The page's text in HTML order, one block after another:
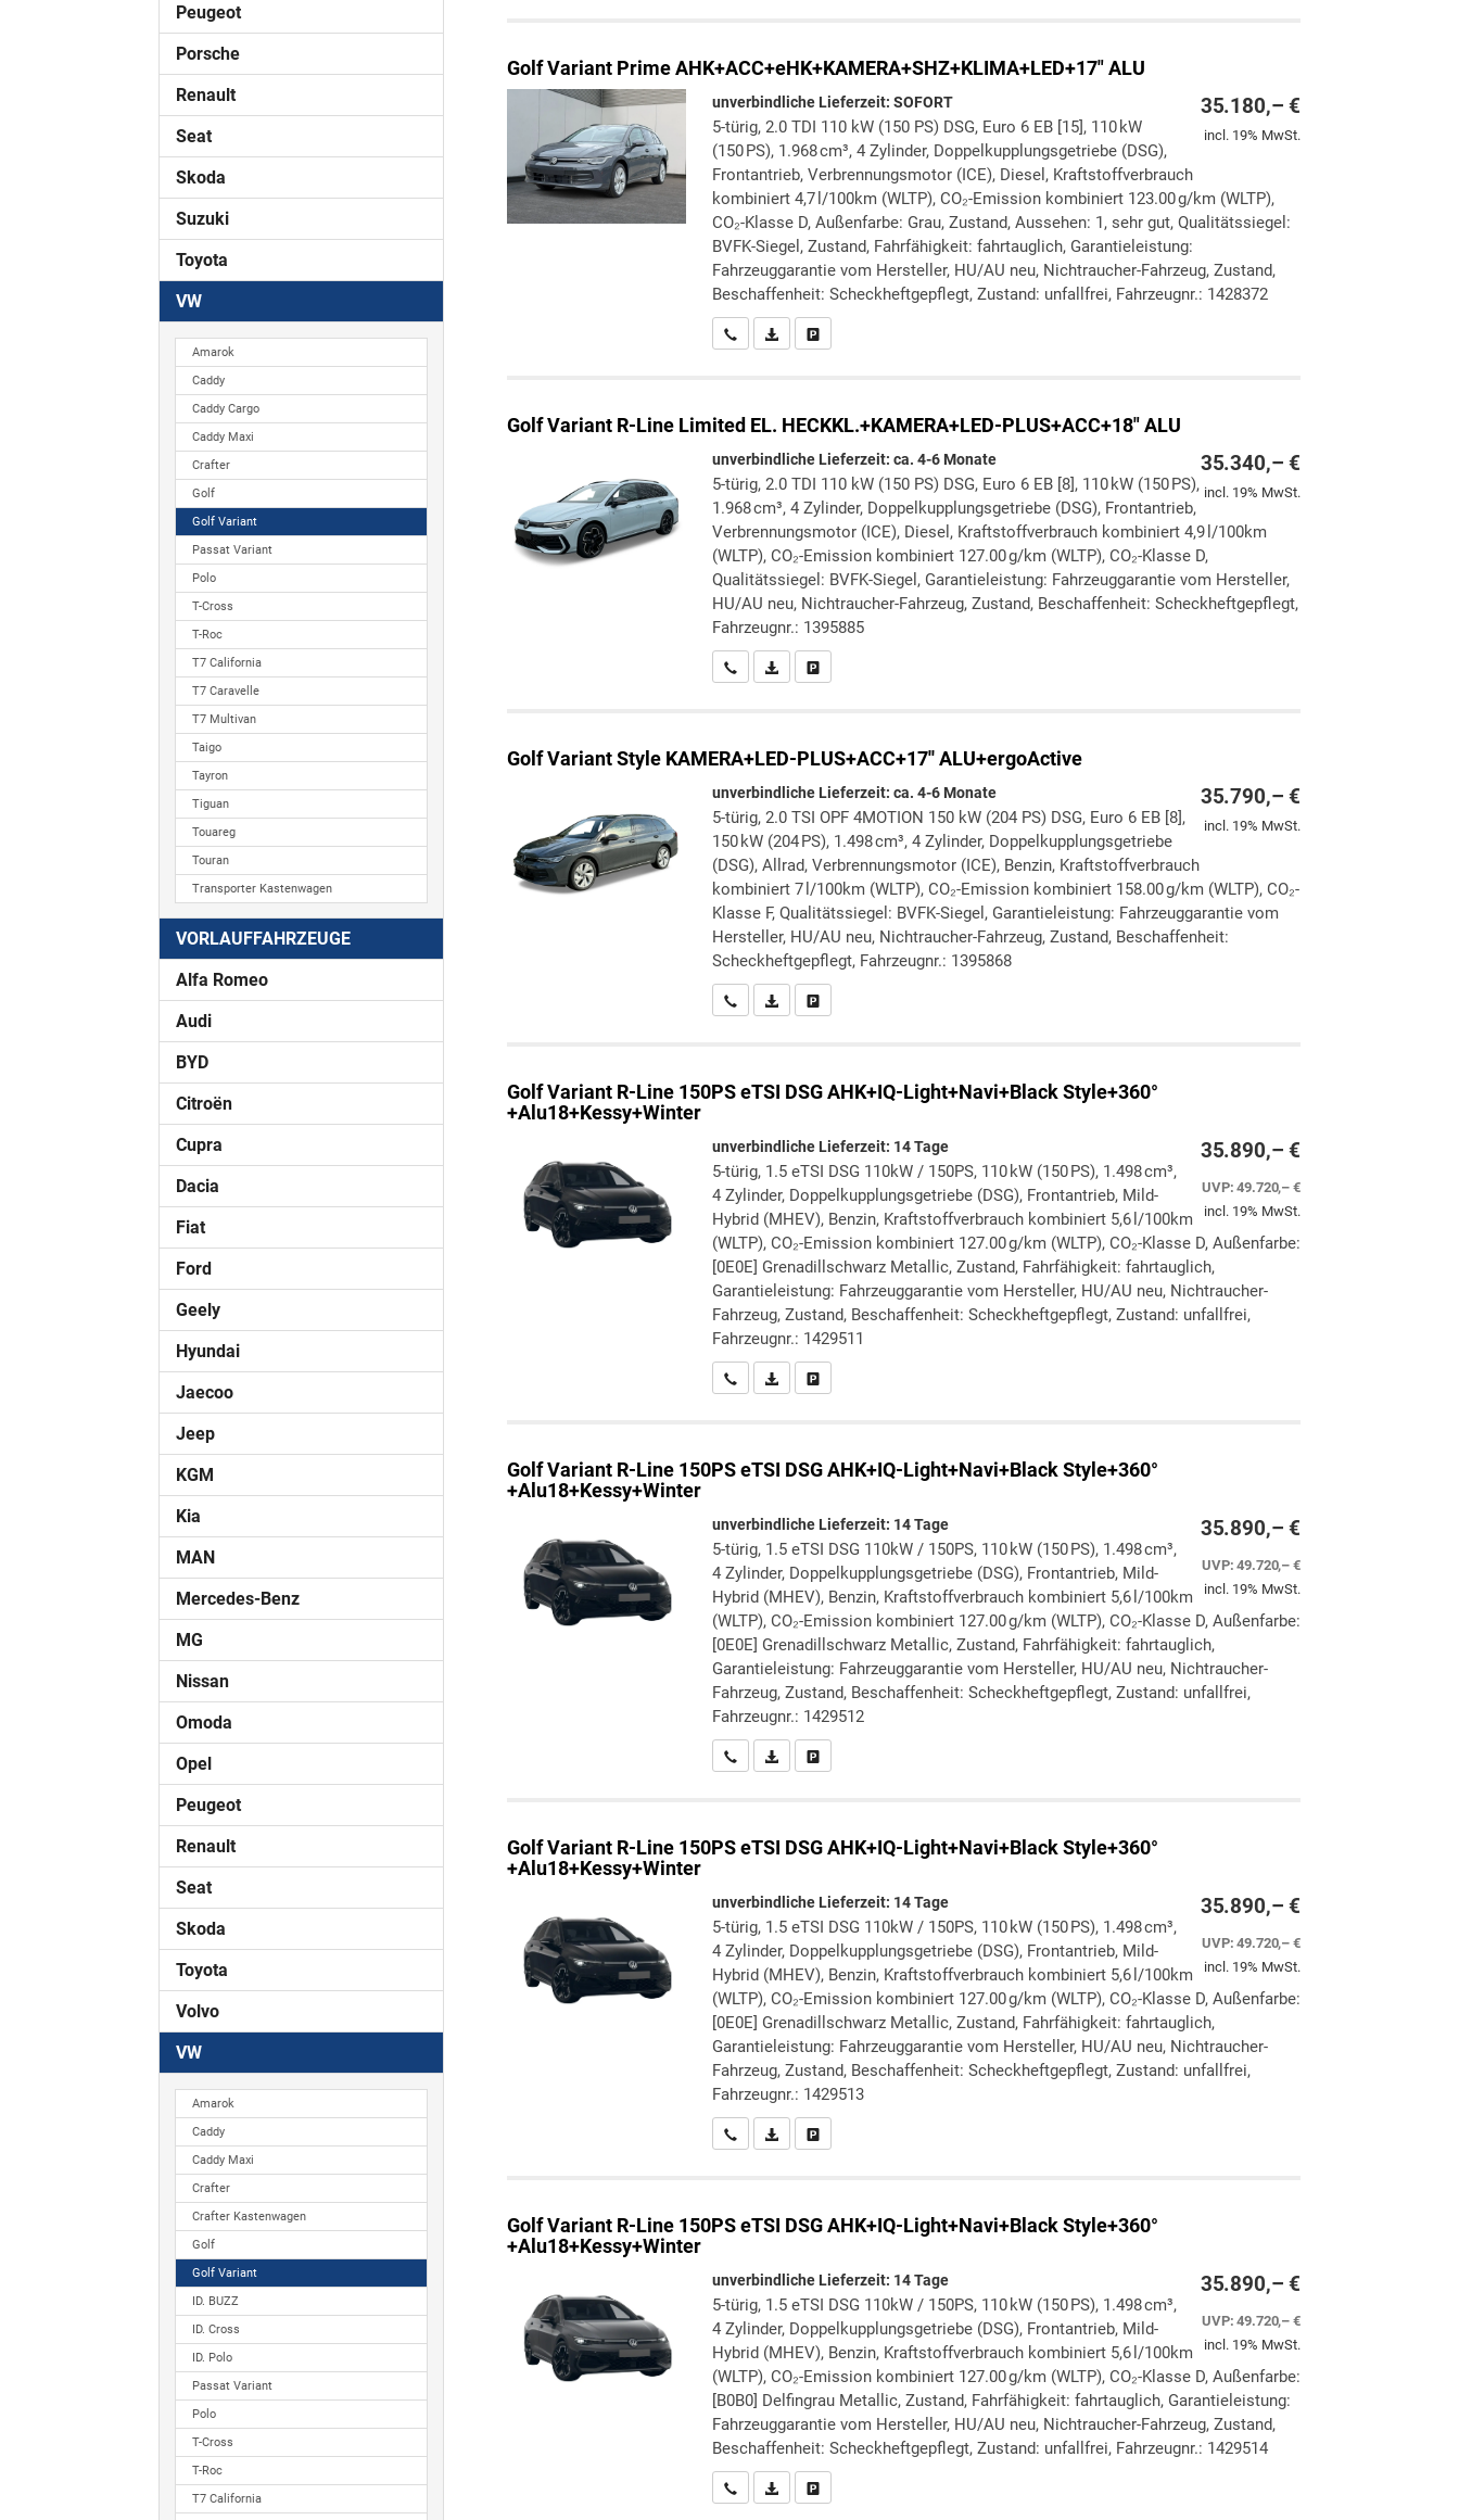
Golf Variant Prime AHK+ACC+eHK+KAMERA+SHZ+KLIMA+LED+17" ALU
35.180,– €
incl. 19% MwSt.
unverbindliche Lieferzeit: SOFORT
5-türig, 2.0 TDI 110 kW (150 PS) DSG, Euro 6 EB [15], 110 kW
(150 PS), 1.968 cm³, 4 Zylinder, Doppelkupplungsgetriebe (DSG),
Frontantrieb, Verbrennungsmotor (ICE), Diesel, Kraftstoffverbrauch
kombiniert 4,7 l/100km (WLTP), CO₂-Emission kombiniert 123.00 g/km (WLTP),
CO₂-Klasse D, Außenfarbe: Grau, Zustand, Aussehen: 1, sehr gut, Qualitätssiegel:
BVFK-Siegel, Zustand, Fahrfähigkeit: fahrtauglich, Garantieleistung:
Fahrzeuggarantie vom Hersteller, HU/AU neu, Nichtraucher-Fahrzeug, Zustand,
Beschaffenheit: Scheckheftgepflegt, Zustand: unfallfrei, Fahrzeugnr.: 1428372
Wir rufen Sie an
PDF-Datei, Fahrzeugexposé drucken
Drucken, parken oder vergleichen
Golf Variant R-Line Limited EL. HECKKL.+KAMERA+LED-PLUS+ACC+18" ALU
35.340,– €
incl. 19% MwSt.
unverbindliche Lieferzeit: ca. 4-6 Monate
5-türig, 2.0 TDI 110 kW (150 PS) DSG, Euro 6 EB [8], 110 kW (150 PS),
1.968 cm³, 4 Zylinder, Doppelkupplungsgetriebe (DSG), Frontantrieb,
Verbrennungsmotor (ICE), Diesel, Kraftstoffverbrauch kombiniert 4,9 l/100km
(WLTP), CO₂-Emission kombiniert 127.00 g/km (WLTP), CO₂-Klasse D,
Qualitätssiegel: BVFK-Siegel, Garantieleistung: Fahrzeuggarantie vom Hersteller,
HU/AU neu, Nichtraucher-Fahrzeug, Zustand, Beschaffenheit: Scheckheftgepflegt,
Fahrzeugnr.: 1395885
Wir rufen Sie an
PDF-Datei, Fahrzeugexposé drucken
Drucken, parken oder vergleichen
Golf VariantStyle KAMERA+LED-PLUS+ACC+17'' ALU+ergoActive
35.790,– €
incl. 19% MwSt.
unverbindliche Lieferzeit: ca. 4-6 Monate
5-türig, 2.0 TSI OPF 4MOTION 150 kW (204 PS) DSG, Euro 6 EB [8],
150 kW (204 PS), 1.498 cm³, 4 Zylinder, Doppelkupplungsgetriebe
(DSG), Allrad, Verbrennungsmotor (ICE), Benzin, Kraftstoffverbrauch
kombiniert 7 l/100km (WLTP), CO₂-Emission kombiniert 158.00 g/km (WLTP), CO₂-
Klasse F, Qualitätssiegel: BVFK-Siegel, Garantieleistung: Fahrzeuggarantie vom
Hersteller, HU/AU neu, Nichtraucher-Fahrzeug, Zustand, Beschaffenheit:
Scheckheftgepflegt, Fahrzeugnr.: 1395868
Wir rufen Sie an
PDF-Datei, Fahrzeugexposé drucken
Drucken, parken oder vergleichen
Golf Variant R-Line 150PS eTSI DSG AHK+IQ-Light+Navi+Black Style+360°
+Alu18+Kessy+Winter
35.890,– €
UVP:49.720,– €
incl. 19% MwSt.
unverbindliche Lieferzeit: 14 Tage
5-türig, 1.5 eTSI DSG 110kW / 150PS, 110 kW (150 PS), 1.498 cm³,
4 Zylinder, Doppelkupplungsgetriebe (DSG), Frontantrieb, Mild-
Hybrid (MHEV), Benzin, Kraftstoffverbrauch kombiniert 5,6 l/100km
(WLTP), CO₂-Emission kombiniert 127.00 g/km (WLTP), CO₂-Klasse D, Außenfarbe:
[0E0E] Grenadillschwarz Metallic, Zustand, Fahrfähigkeit: fahrtauglich,
Garantieleistung: Fahrzeuggarantie vom Hersteller, HU/AU neu, Nichtraucher-
Fahrzeug, Zustand, Beschaffenheit: Scheckheftgepflegt, Zustand: unfallfrei,
Fahrzeugnr.: 1429511
Wir rufen Sie an
PDF-Datei, Fahrzeugexposé drucken
Drucken, parken oder vergleichen
Golf Variant R-Line 150PS eTSI DSG AHK+IQ-Light+Navi+Black Style+360°
+Alu18+Kessy+Winter
35.890,– €
UVP:49.720,– €
incl. 19% MwSt.
unverbindliche Lieferzeit: 14 Tage
5-türig, 1.5 eTSI DSG 110kW / 150PS, 110 kW (150 PS), 1.498 cm³,
4 Zylinder, Doppelkupplungsgetriebe (DSG), Frontantrieb, Mild-
Hybrid (MHEV), Benzin, Kraftstoffverbrauch kombiniert 5,6 l/100km
(WLTP), CO₂-Emission kombiniert 127.00 g/km (WLTP), CO₂-Klasse D, Außenfarbe:
[0E0E] Grenadillschwarz Metallic, Zustand, Fahrfähigkeit: fahrtauglich,
Garantieleistung: Fahrzeuggarantie vom Hersteller, HU/AU neu, Nichtraucher-
Fahrzeug, Zustand, Beschaffenheit: Scheckheftgepflegt, Zustand: unfallfrei,
Fahrzeugnr.: 1429512
Wir rufen Sie an
PDF-Datei, Fahrzeugexposé drucken
Drucken, parken oder vergleichen
Golf Variant R-Line 150PS eTSI DSG AHK+IQ-Light+Navi+Black Style+360°
+Alu18+Kessy+Winter
35.890,– €
UVP:49.720,– €
incl. 19% MwSt.
unverbindliche Lieferzeit: 14 Tage
5-türig, 1.5 eTSI DSG 110kW / 150PS, 110 kW (150 PS), 1.498 cm³,
4 Zylinder, Doppelkupplungsgetriebe (DSG), Frontantrieb, Mild-
Hybrid (MHEV), Benzin, Kraftstoffverbrauch kombiniert 5,6 l/100km
(WLTP), CO₂-Emission kombiniert 127.00 g/km (WLTP), CO₂-Klasse D, Außenfarbe:
[0E0E] Grenadillschwarz Metallic, Zustand, Fahrfähigkeit: fahrtauglich,
Garantieleistung: Fahrzeuggarantie vom Hersteller, HU/AU neu, Nichtraucher-
Fahrzeug, Zustand, Beschaffenheit: Scheckheftgepflegt, Zustand: unfallfrei,
Fahrzeugnr.: 1429513
Wir rufen Sie an
PDF-Datei, Fahrzeugexposé drucken
Drucken, parken oder vergleichen
Golf Variant R-Line 150PS eTSI DSG AHK+IQ-Light+Navi+Black Style+360°
+Alu18+Kessy+Winter
35.890,– €
UVP:49.720,– €
incl. 19% MwSt.
unverbindliche Lieferzeit: 14 Tage
5-türig, 1.5 eTSI DSG 110kW / 150PS, 110 kW (150 PS), 1.498 cm³,
4 Zylinder, Doppelkupplungsgetriebe (DSG), Frontantrieb, Mild-
Hybrid (MHEV), Benzin, Kraftstoffverbrauch kombiniert 5,6 l/100km
(WLTP), CO₂-Emission kombiniert 127.00 g/km (WLTP), CO₂-Klasse D, Außenfarbe:
[B0B0] Delfingrau Metallic, Zustand, Fahrfähigkeit: fahrtauglich, Garantieleistung:
Fahrzeuggarantie vom Hersteller, HU/AU neu, Nichtraucher-Fahrzeug, Zustand,
Beschaffenheit: Scheckheftgepflegt, Zustand: unfallfrei, Fahrzeugnr.: 1429514
Wir rufen Sie an
PDF-Datei, Fahrzeugexposé drucken
Drucken, parken oder vergleichen
Peugeot
Porsche
Renault
Seat
Skoda
Suzuki
Toyota
VW
Amarok
Caddy
Caddy Cargo
Caddy Maxi
Crafter
Golf
Golf Variant
Passat Variant
Polo
T-Cross
T-Roc
T7 California
T7 Caravelle
T7 Multivan
Taigo
Tayron
Tiguan
Touareg
Touran
Transporter Kastenwagen
VORLAUFFAHRZEUGE
Alfa Romeo
Audi
BYD
Citroën
Cupra
Dacia
Fiat
Ford
Geely
Hyundai
Jaecoo
Jeep
KGM
Kia
MAN
Mercedes-Benz
MG
Nissan
Omoda
Opel
Peugeot
Renault
Seat
Skoda
Toyota
Volvo
VW
Amarok
Caddy
Caddy Maxi
Crafter
Crafter Kastenwagen
Golf
Golf Variant
ID. BUZZ
ID. Cross
ID. Polo
Passat Variant
Polo
T-Cross
T-Roc
T7 California